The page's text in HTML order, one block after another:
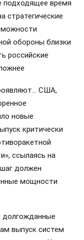
подходящее время
стратегические
обороны близки
российские
США,
новые
критически
ссылаясь на
должен
мощности
долгожданные
выпуск систем